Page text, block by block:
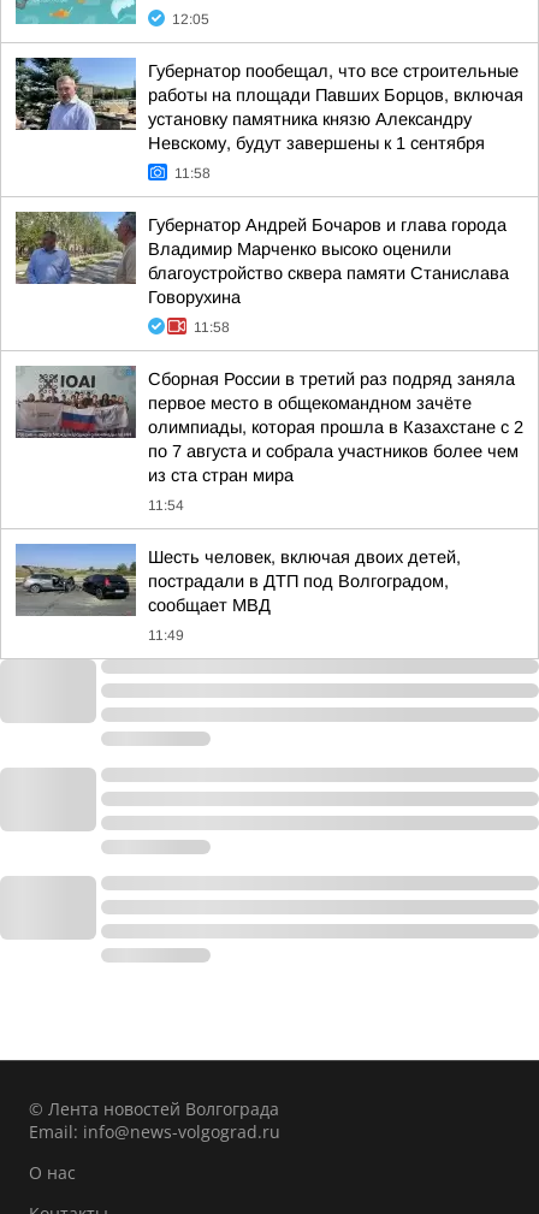
12:05
Губернатор пообещал, что все строительные
работы на площади Павших Борцов, включая
установку памятника князю Александру
Невскому, будут завершены к 1 сентября
11:58
Губернатор Андрей Бочаров и глава города
Владимир Марченко высоко оценили
благоустройство сквера памяти Станислава
Говорухина
11:58
Сборная России в третий раз подряд заняла
первое место в общекомандном зачёте
олимпиады, которая прошла в Казахстане с 2
по 7 августа и собрала участников более чем
из ста стран мира
11:54
Шесть человек, включая двоих детей,
пострадали в ДТП под Волгоградом,
сообщает МВД
11:49
© Лента новостей Волгограда
Email: info@news-volgograd.ru
О нас